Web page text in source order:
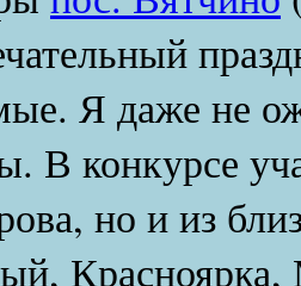
Я даже не
В конкурсе
но и из